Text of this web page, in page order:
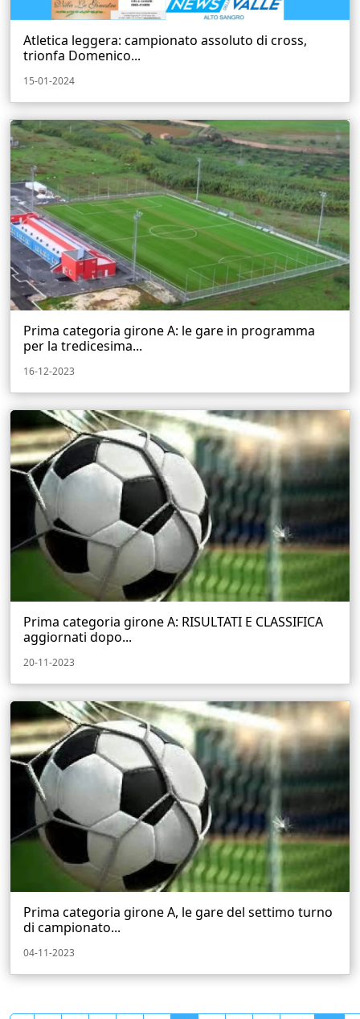
Atletica leggera: campionato assoluto di cross,
trionfa Domenico...
15-01-2024
Prima categoria girone A: le gare in programma
per la tredicesima...
16-12-2023
Prima categoria girone A: RISULTATI E CLASSIFICA
aggiornati dopo...
20-11-2023
Prima categoria girone A, le gare del settimo turno
di campionato...
04-11-2023